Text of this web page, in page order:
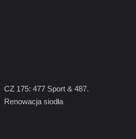
CZ 175: 477 Sport & 487.
Renowacja siodła